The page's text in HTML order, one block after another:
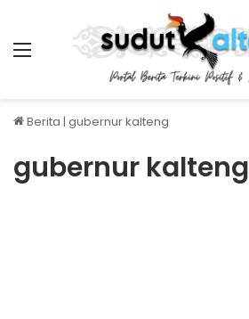
Berita | gubernur kalteng
gubernur kalteng